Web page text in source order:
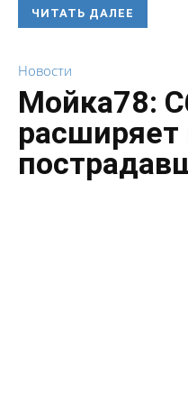
ЧИТАТЬ ДАЛЕЕ
Новости
Мойка78: